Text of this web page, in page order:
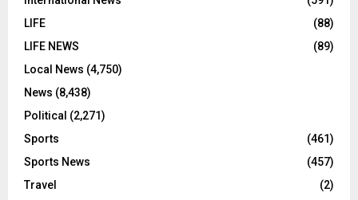
LIFE
(88)
LIFE NEWS
(89)
Local News (4,750)
News (8,438)
Political (2,271)
Sports
(461)
Sports News
(457)
Travel
(2)